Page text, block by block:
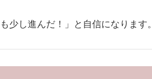
少し進んだ！」と自信になります。